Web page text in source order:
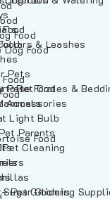
Food
Food
Food
Food
& Leashes
Pets
Pet Crates &
Accessories
Light Bulb
Parents
Cleaning
Pet Grooming
Pet
Sugar Gliders